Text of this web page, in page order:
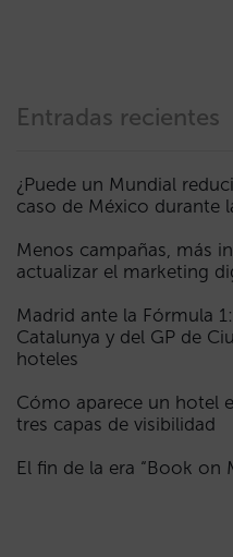
Entradas recientes
¿Puede un Mundial
caso de México durante
Menos campañas, más
actualizar el marketing
Madrid ante la Fórmula
Catalunya y del GP de
hoteles
Cómo aparece un hotel
tres capas de visibilidad
El fin de la era “Book on